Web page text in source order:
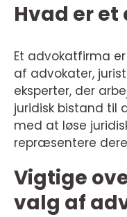
Hvad er
Et advokatfirma
af advokater,
eksperter, der
juridisk bistand til
med at løse
repræsentere
Vigtige
valg af